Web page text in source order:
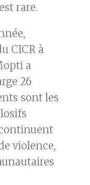
rare.
CICR à
a
26
sont les
violence,